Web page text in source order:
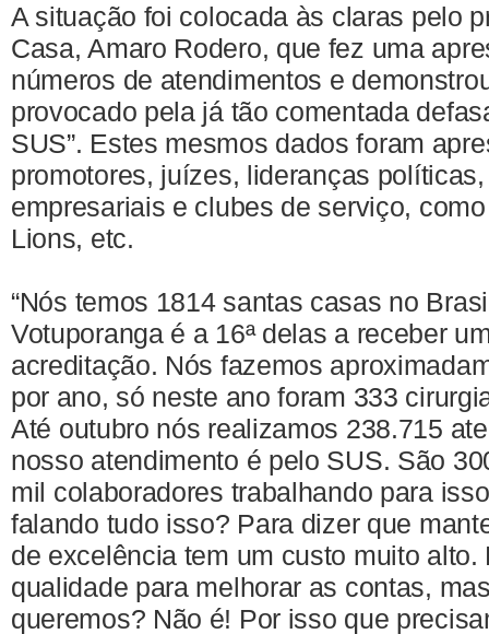
A situação foi colocada às claras pelo
Casa, Amaro Rodero, que fez uma
números de atendimentos e
provocado pela já tão comentada
SUS”. Estes mesmos dados foram
promotores, juízes, lideranças
empresariais e clubes de serviço,
Lions, etc.
“Nós temos 1814 santas casas no
Votuporanga é a 16ª delas a receber
acreditação. Nós fazemos
por ano, só neste ano foram 333
Até outubro nós realizamos 238.715
nosso atendimento é pelo SUS. São
mil colaboradores trabalhando para
falando tudo isso? Para dizer que
de excelência tem um custo muito
qualidade para melhorar as contas,
queremos? Não é! Por isso que